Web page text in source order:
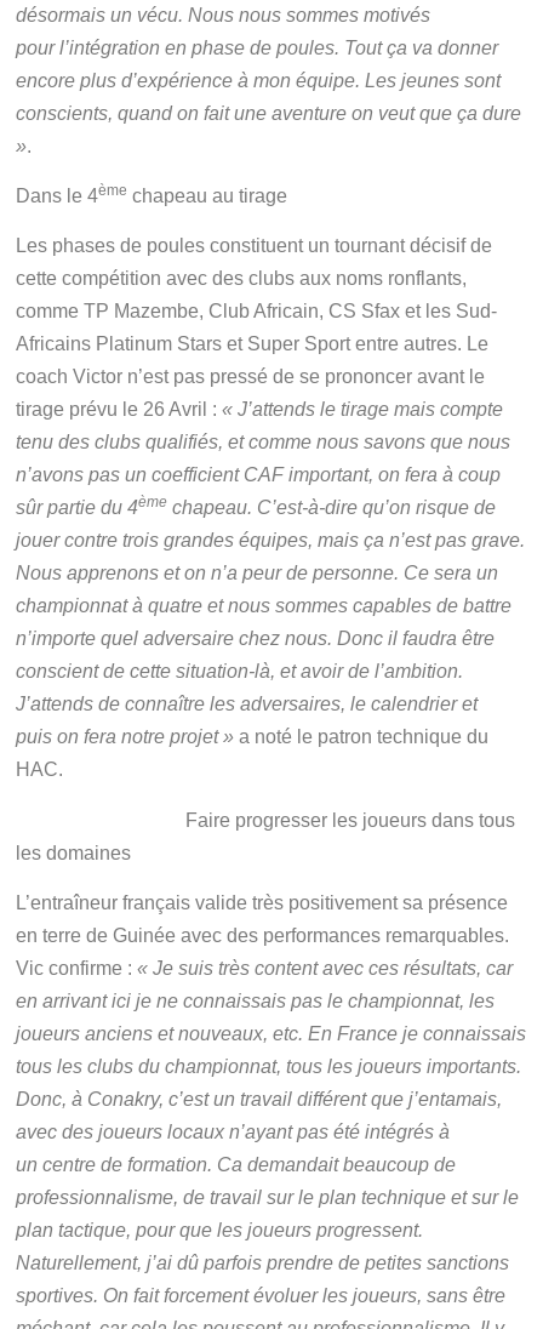
désormais un vécu. Nous nous sommes motivés
pour l’intégration en phase de poules. Tout ça va donner
encore plus d’expérience à mon équipe. Les jeunes sont
conscients, quand on fait une aventure on veut que ça dure
».
Dans le 4ème chapeau au tirage
Les phases de poules constituent un tournant décisif de
cette compétition avec des clubs aux noms ronflants,
comme TP Mazembe, Club Africain, CS Sfax et les Sud-
Africains Platinum Stars et Super Sport entre autres. Le
coach Victor n’est pas pressé de se prononcer avant le
tirage prévu le 26 Avril :« J’attends le tirage mais compte
tenu des clubs qualifiés, et comme nous savons que nous
n’avons pas un coefficient CAF important, on fera à coup
sûr partie du 4ème chapeau. C’est-à-dire qu’on risque de
jouer contre trois grandes équipes, mais ça n’est pas grave.
Nous apprenons et on n’a peur de personne. Ce sera un
championnat à quatre et nous sommes capables de battre
n’importe quel adversaire chez nous. Donc il faudra être
conscient de cette situation-là, et avoir de l’ambition.
J’attends de connaître les adversaires, le calendrier et
puis on fera notre projet » a noté le patron technique du
HAC.
Faire progresser les joueurs dans tous
les domaines
L’entraîneur français valide très positivement sa présence
en terre de Guinée avec des performances remarquables.
Vic confirme :« Je suis très content avec ces résultats, car
en arrivant ici je ne connaissais pas le championnat, les
joueurs anciens et nouveaux, etc. En France je connaissais
tous les clubs du championnat, tous les joueurs importants.
Donc, à Conakry, c’est un travail différent que j’entamais,
avec des joueurs locaux n’ayant pas été intégrés à
un centre de formation. Ca demandait beaucoup de
professionnalisme, de travail sur le plan technique et sur le
plan tactique, pour que les joueurs progressent.
Naturellement, j’ai dû parfois prendre de petites sanctions
sportives. On fait forcement évoluer les joueurs, sans être